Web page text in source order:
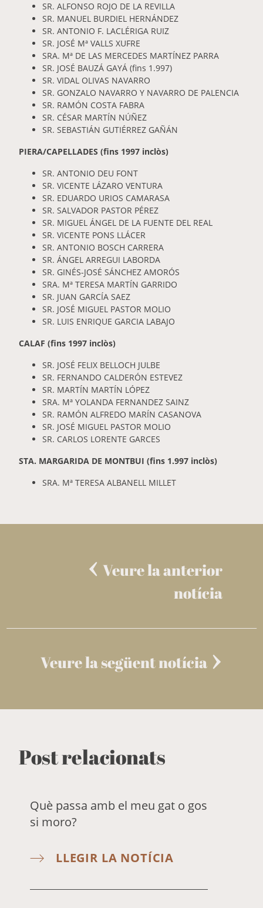
SR. ALFONSO ROJO DE LA REVILLA
SR. MANUEL BURDIEL HERNÁNDEZ
SR. ANTONIO F. LACLÉRIGA RUIZ
SR. JOSÉ Mª VALLS XUFRE
SRA. Mª DE LAS MERCEDES MARTÍNEZ PARRA
SR. JOSÉ BAUZÁ GAYÁ (fins 1.997)
SR. VIDAL OLIVAS NAVARRO
SR. GONZALO NAVARRO Y NAVARRO DE PALENCIA
SR. RAMÓN COSTA FABRA
SR. CÉSAR MARTÍN NÚÑEZ
SR. SEBASTIÁN GUTIÉRREZ GAÑÁN
PIERA/CAPELLADES (fins 1997 inclòs)
SR. ANTONIO DEU FONT
SR. VICENTE LÁZARO VENTURA
SR. EDUARDO URIOS CAMARASA
SR. SALVADOR PASTOR PÉREZ
SR. MIGUEL ÁNGEL DE LA FUENTE DEL REAL
SR. VICENTE PONS LLÁCER
SR. ANTONIO BOSCH CARRERA
SR. ÁNGEL ARREGUI LABORDA
SR. GINÉS-JOSÉ SÁNCHEZ AMORÓS
SRA. Mª TERESA MARTÍN GARRIDO
SR. JUAN GARCÍA SAEZ
SR. JOSÉ MIGUEL PASTOR MOLIO
SR. LUIS ENRIQUE GARCIA LABAJO
CALAF (fins 1997 inclòs)
SR. JOSÉ FELIX BELLOCH JULBE
SR. FERNANDO CALDERÓN ESTEVEZ
SR. MARTÍN MARTÍN LÓPEZ
SRA. Mª YOLANDA FERNANDEZ SAINZ
SR. RAMÓN ALFREDO MARÍN CASANOVA
SR. JOSÉ MIGUEL PASTOR MOLIO
SR. CARLOS LORENTE GARCES
STA. MARGARIDA DE MONTBUI (fins 1.997 inclòs)
SRA. Mª TERESA ALBANELL MILLET
Veure la anterior
notícia
Veure la següent notícia
Post relacionats
Què passa amb el meu gat o gos
si moro?
LLEGIR LA NOTÍCIA